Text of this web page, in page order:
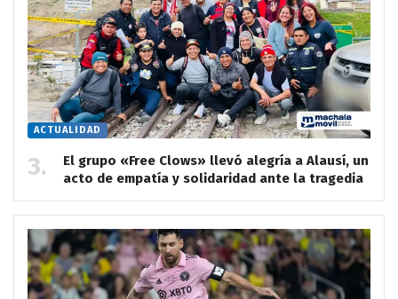
ACTUALIDAD
El grupo «Free Clows» llevó alegría a Alausí, un
acto de empatía y solidaridad ante la tragedia